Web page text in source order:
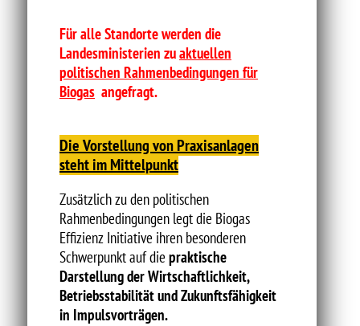
Für alle Standorte werden die
Landesministerien zuaktuellen
politischen Rahmenbedingungen für
Biogas angefragt.
Die Vorstellung von Praxisanlagen
steht im Mittelpunkt
Zusätzlich zu den politischen
Rahmenbedingungen legt die Biogas
Effizienz Initiative ihren besonderen
Schwerpunkt auf die praktische
Darstellung der Wirtschaftlichkeit,
Betriebsstabilität und Zukunftsfähigkeit
in Impulsvorträgen.